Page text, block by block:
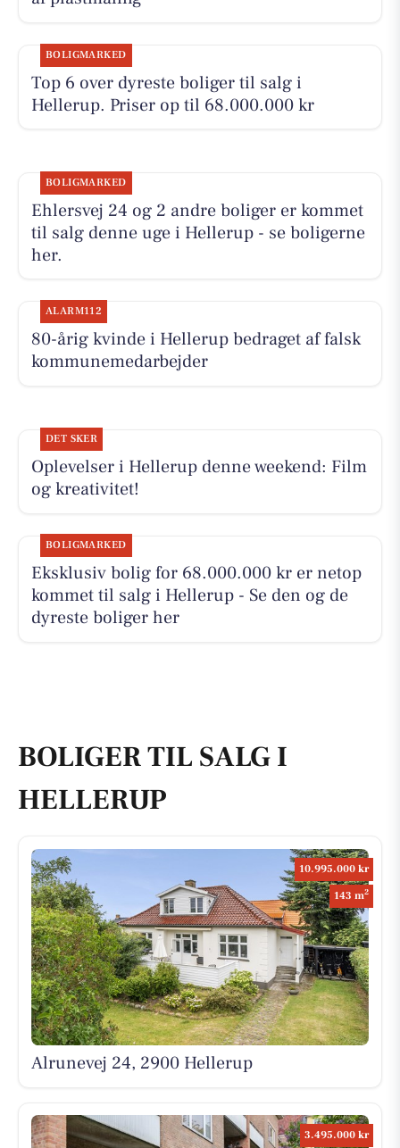
BOLIGMARKED
Top 6 over dyreste boliger til salg i
Hellerup. Priser op til 68.000.000 kr
BOLIGMARKED
Ehlersvej 24 og 2 andre boliger er kommet
til salg denne uge i Hellerup - se boligerne
her.
ALARM112
80-årig kvinde i Hellerup bedraget af falsk
kommunemedarbejder
DET SKER
Oplevelser i Hellerup denne weekend: Film
og kreativitet!
BOLIGMARKED
Eksklusiv bolig for 68.000.000 kr er netop
kommet til salg i Hellerup - Se den og de
dyreste boliger her
BOLIGER TIL SALG I
HELLERUP
10.995.000 kr
143 m2
Alrunevej 24, 2900 Hellerup
3.495.000 kr